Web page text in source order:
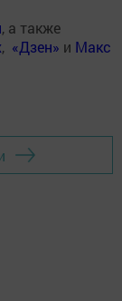
, а также
, «Дзен» и Макс